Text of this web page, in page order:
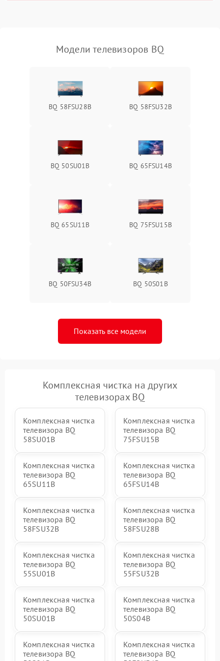
Модели телевизоров BQ
BQ 58FSU28B BQ 58FSU32B
BQ 50SU01B BQ 65FSU14B
BQ 65SU11B BQ 75FSU15B
BQ 50FSU34B BQ 50S01B
Показать все модели
Комплексная чистка на других
телевизорах BQ
Комплексная чистка
телевизора BQ
58SU01B
Комплексная чистка
телевизора BQ
75FSU15B
Комплексная чистка
телевизора BQ
65SU11B
Комплексная чистка
телевизора BQ
65FSU14B
Комплексная чистка
телевизора BQ
58FSU32B
Комплексная чистка
телевизора BQ
58FSU28B
Комплексная чистка
телевизора BQ
55SU01B
Комплексная чистка
телевизора BQ
55FSU32B
Комплексная чистка
телевизора BQ
50SU01B
Комплексная чистка
телевизора BQ
50S04B
Комплексная чистка
телевизора BQ
Комплексная чистка
телевизора BQ